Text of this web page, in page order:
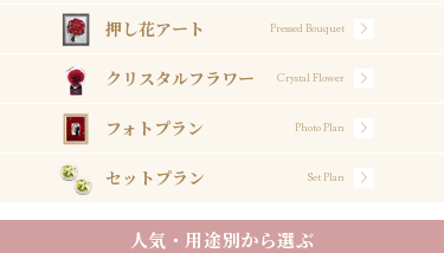
押し花アート Pressed Bouquet
クリスタルフラワー Crystal Flower
フォトプラン Photo Plan
セットプラン Set Plan
人気・用途別から選ぶ